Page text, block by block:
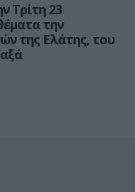
Τρίτη 23
την
της Ελάτης, του